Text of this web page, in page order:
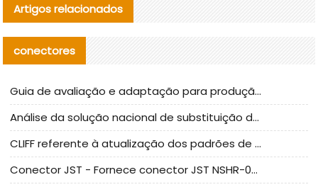
Artigos relacionados
conectores
Guia de avaliação e adaptação para produção em massa de componentes de cabos nacionais CNC Tech
Análise da solução nacional de substituição da linha de alta frequência I-PEX
CLIFF referente à atualização dos padrões de teste de conectores nacionais
Conector JST - Fornece conector JST NSHR-02V-S original | substituto